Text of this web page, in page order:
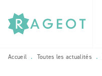
MENU RECHERCHE
PIED DE PAGE
Accueil • Toutes les actualités •